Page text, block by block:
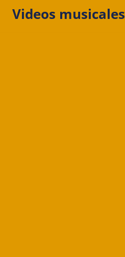
Videos musicales